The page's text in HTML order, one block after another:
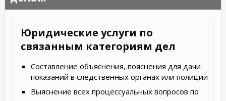
Юридические услуги по
связанным категориям дел
Составление объяснения, пояснения для дачи
показаний в следственных органах или полиции
Выяснение всех процессуальных вопросов по